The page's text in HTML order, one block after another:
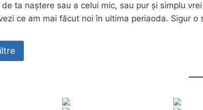
de ta naștere sau a celui mic, sau pur și simplu
ce am mai făcut noi în ultima periaoda. Sigur o